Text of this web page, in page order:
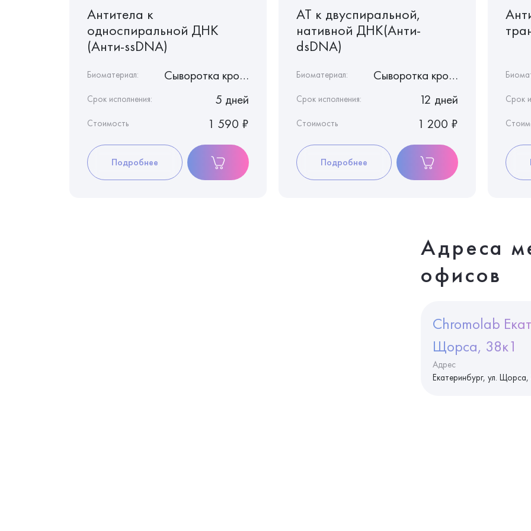
Антитела к
односпиральной ДНК
(Анти-ssDNA)
Биоматериал: Сыворотка крови
Срок исполнения: 5 дней
Стоимость 1 590 ₽
Подробнее
АТ к двуспиральной,
нативной ДНК(Анти-
dsDNA)
Биоматериал: Сыворотка крови
Срок исполнения: 12 дней
Стоимость 1 200 ₽
Подробнее
Срок
Адреса
офисов
Chromolab
Щорса, 38к1
Адрес
Екатеринбург, ул. Щорса,